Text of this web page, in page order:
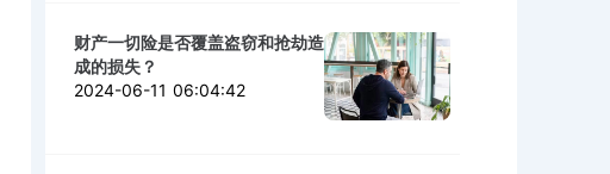
财产一切险是否覆盖盗窃和抢劫造
成的损失？
2024-06-11 06:04:42